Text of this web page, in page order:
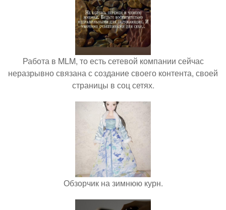
Работа в MLM, то есть сетевой компании сейчас
неразрывно связана с создание своего контента, своей
страницы в соц сетях.
Обзорчик на зимнюю курн.